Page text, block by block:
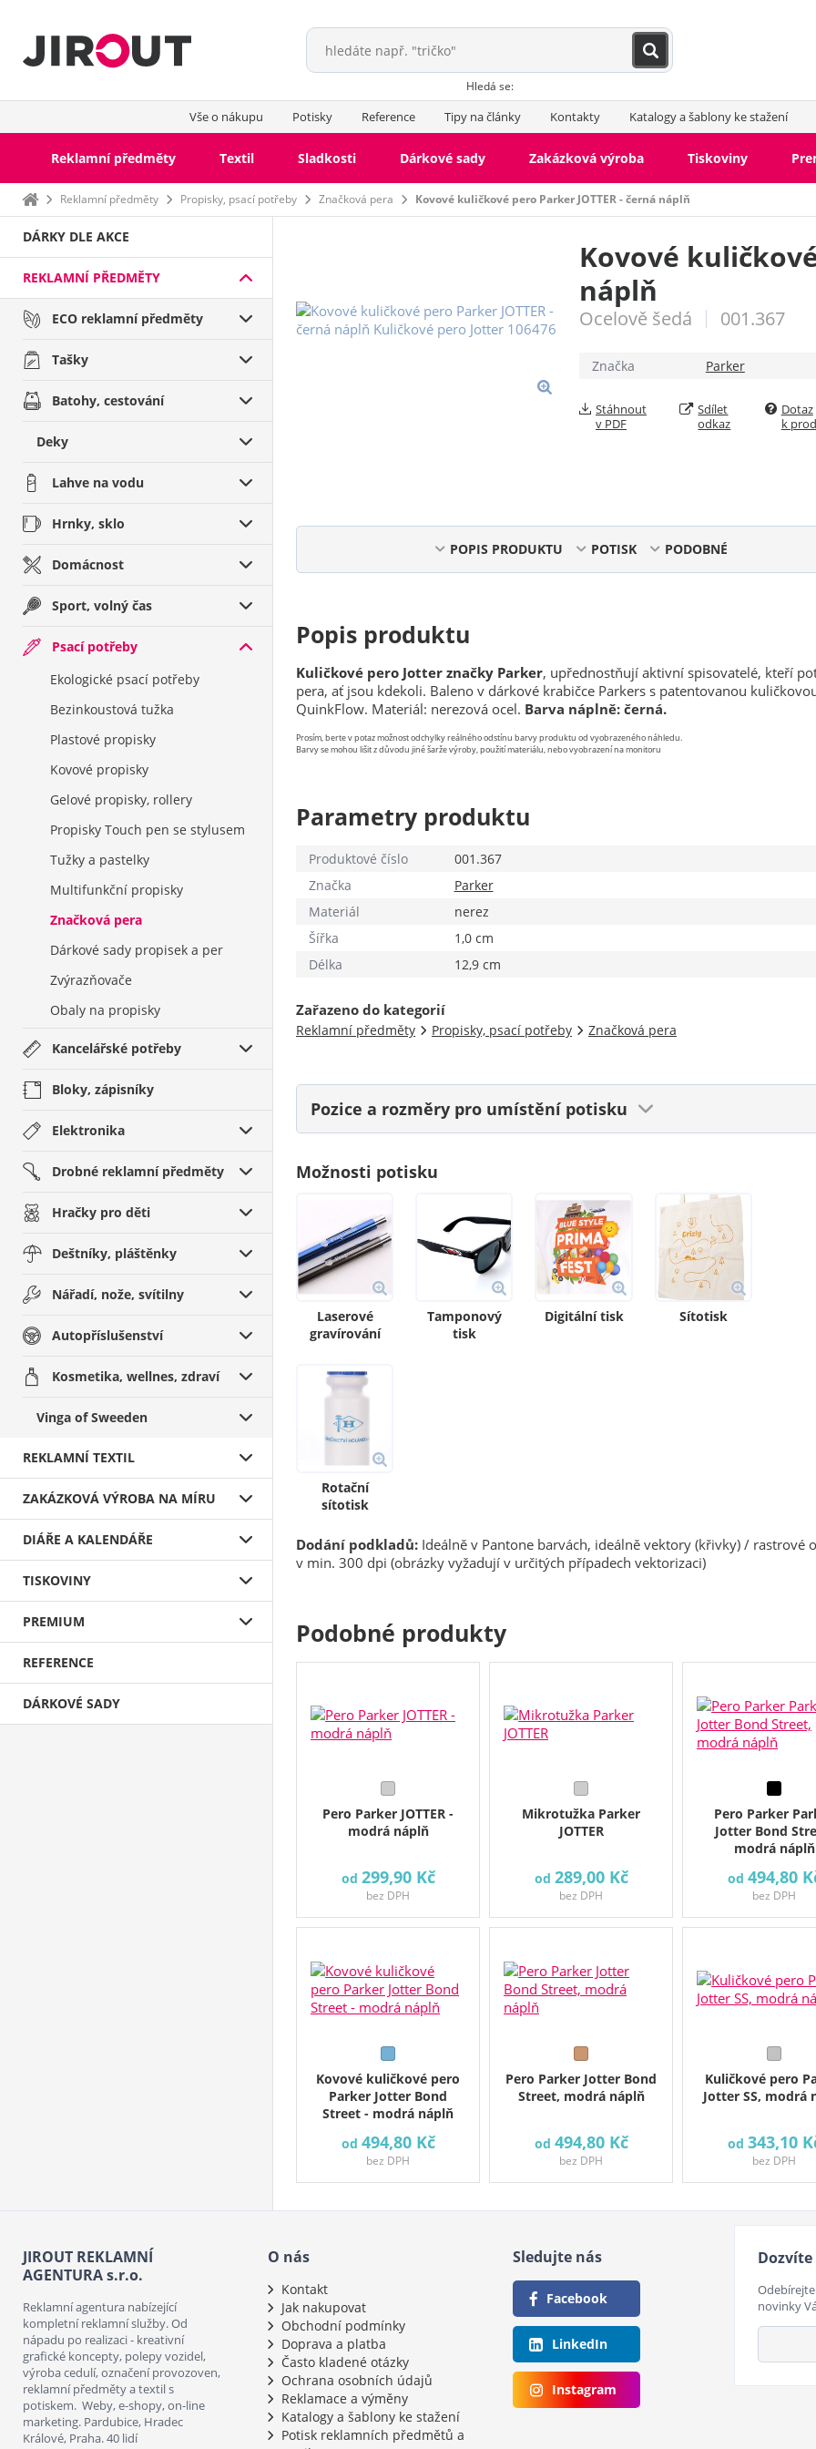
Hledá se:
Vše o nákupu Potisky Reference Tipy na články Kontakty Katalogy a šablony ke stažení
Reklamní předměty Textil Sladkosti Dárkové sady Zakázková výroba Tiskoviny
Domů Reklamní předměty Propisky, psací potřeby Značková pera Kovové kuličkové pero Parker JOTTER - černá náplň
DÁRKY DLE AKCE
REKLAMNÍ PŘEDMĚTY
ECO reklamní předměty
Tašky
Batohy, cestování
Deky
Lahve na vodu
Hrnky, sklo
Domácnost
Sport, volný čas
Psací potřeby
Ekologické psací potřeby
Bezinkoustová tužka
Plastové propisky
Kovové propisky
Gelové propisky, rollery
Propisky Touch pen se stylusem
Tužky a pastelky
Multifunkční propisky
Značková pera
Dárkové sady propisek a per
Zvýrazňovače
Obaly na propisky
Kancelářské potřeby
Bloky, zápisníky
Elektronika
Drobné reklamní předměty
Hračky pro děti
Deštníky, pláštěnky
Nářadí, nože, svítilny
Autopříslušenství
Kosmetika, wellnes, zdraví
Vinga of Sweeden
REKLAMNÍ TEXTIL
ZAKÁZKOVÁ VÝROBA NA MÍRU
DIÁŘE A KALENDÁŘE
TISKOVINY
PREMIUM
REFERENCE
DÁRKOVÉ SADY
Kovové
náplň
Ocelově šedá 001.367
Značka Parker
Stáhnout
v PDF
Sdílet
odkaz
Dotaz
k
POPIS PRODUKTU POTISK PODOBNÉ
Popis produktu
Kuličkové pero Jotter značky Parker, upřednostňují aktivní spisovatelé, kteří
pera, ať jsou kdekoli. Baleno v dárkové krabičce Parkers s patentovanou
QuinkFlow. Materiál: nerezová ocel. Barva náplně: černá.
Prosím, berte v potaz možnost odchylky reálného odstínu barvy produktu od vyobrazeného náhledu.
Barvy se mohou lišit z důvodu jiné šarže výroby, použití materiálu, nebo vyobrazení na monitoru
Parametry produktu
Produktové číslo
001.367
Značka
Parker
Materiál
nerez
Šířka
1,0 cm
Délka
12,9 cm
Zařazeno do kategorií
Reklamní předměty Propisky, psací potřeby Značková pera
Pozice a rozměry pro umístění potisku
Možnosti potisku
Laserové
gravírování
Tamponový
tisk
Digitální tisk Sítotisk
Rotační
sítotisk
Dodání podkladů: Ideálně v Pantone barvách, ideálně vektory (křivky) / rastrové
v min. 300 dpi (obrázky vyžadují v určitých případech vektorizaci)
Podobné produkty
Pero Parker JOTTER -
modrá náplň
od 299,90 Kč
bez DPH
Mikrotužka Parker
JOTTER
od 289,00 Kč
bez DPH
Pero Parker
Jotter Bond
modrá náplň
od 494,80
bez DPH
Kovové kuličkové pero
Parker Jotter Bond
Street - modrá náplň
od 494,80 Kč
bez DPH
Pero Parker Jotter Bond
Street, modrá náplň
od 494,80 Kč
bez DPH
Kuličkové pero
Jotter SS, modrá
od 343,10
bez DPH
JIROUT REKLAMNÍ
AGENTURA s.r.o.
Reklamní agentura nabízející
kompletní reklamní služby. Od
nápadu po realizaci - kreativní
grafické koncepty, polepy vozidel,
výroba cedulí, označení provozoven,
reklamní předměty a textil s
potiskem. Weby, e-shopy, on-line
marketing. Pardubice, Hradec
Králové, Praha. 40 lidí
O nás
Kontakt
Jak nakupovat
Obchodní podmínky
Doprava a platba
Často kladené otázky
Ochrana osobních údajů
Reklamace a výměny
Katalogy a šablony ke stažení
Potisk reklamních předmětů a
Sledujte nás
Facebook
LinkedIn
Instagram
novinky